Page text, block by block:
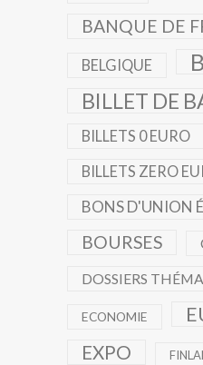
BANQUE DE
BELGIQUE
BILLET DE
BILLETS 0 EURO
BILLETS ZERO
BONS D'UNION
BOURSES
DOSSIERS
ECONOMIE
EXPO